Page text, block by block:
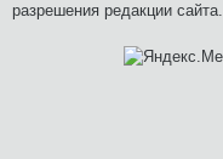
разрешения редакции сайта.